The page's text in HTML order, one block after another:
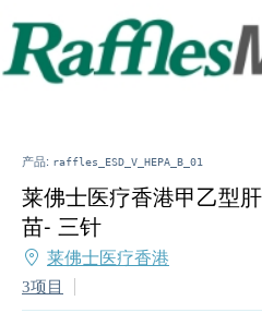
产品: raffles_ESD_V_HEPA_B_01
莱佛士医疗香港甲乙型
苗- 三针
莱佛士医疗香港
3项目